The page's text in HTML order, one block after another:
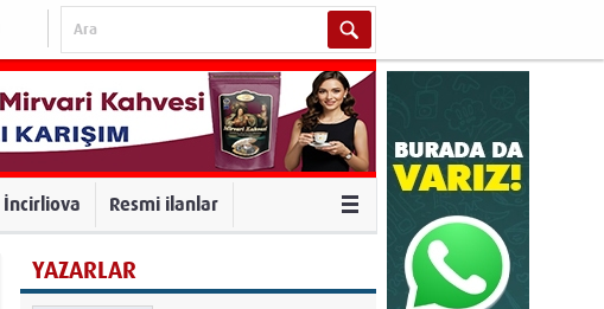
İncirliova Resmi ilanlar
YAZARLAR